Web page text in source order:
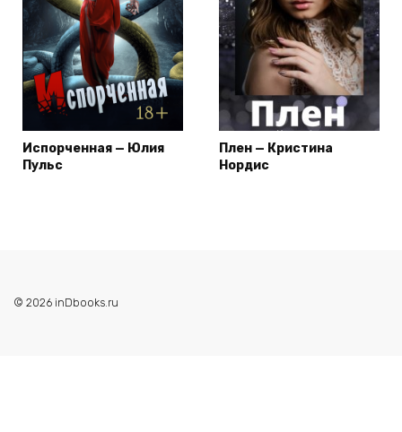
Испорченная — Юлия
Пульс
Плен — Кристина
Нордис
© 2026 inDbooks.ru